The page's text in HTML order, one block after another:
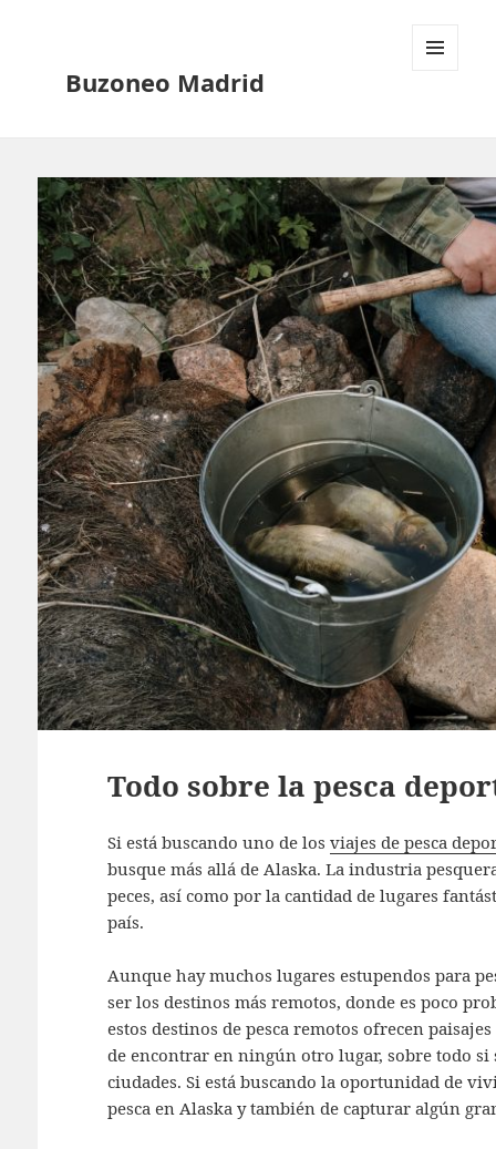
Buzoneo Madrid
Y
WIDGETS
Todo sobre la pesca
Si está buscando uno de los viajes de pesca
busque más allá de Alaska. La industria
peces, así como por la cantidad de lugares
país.
Aunque hay muchos lugares estupendos para
ser los destinos más remotos, donde es poco
estos destinos de pesca remotos ofrecen
de encontrar en ningún otro lugar, sobre todo si
ciudades. Si está buscando la oportunidad de
pesca en Alaska y también de capturar algún